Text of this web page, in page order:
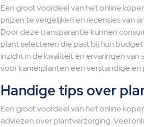
Een groot voordeel van het online
prijzen te vergelijken en recensies van
Door deze transparantie kunnen
plant selecteren die past bij hun
inzicht in de kwaliteit en ervaringen
voor kamerplanten een verstandige en
Handige tips over
Een groot voordeel van het online
adviezen over plantverzorging. Veel